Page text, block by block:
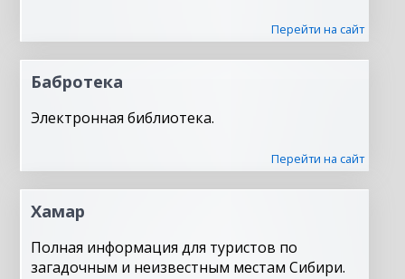
Перейти на сайт
Бабротека
Электронная библиотека.
Перейти на сайт
Хамар
Полная информация для туристов по
загадочным и неизвестным местам Сибири.